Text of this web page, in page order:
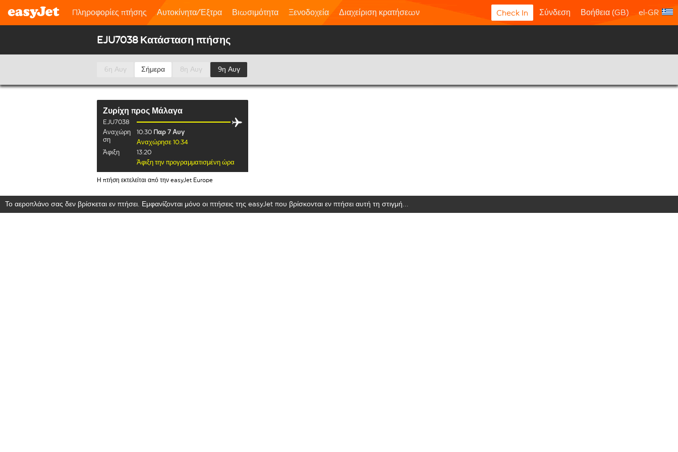
Πληροφορίες πτήσης Αυτοκίνητα/Έξτρα Βιωσιμότητα Ξενοδοχεία Διαχείριση κρατήσεων Check In Σύνδεση Βοήθεια (GB) el-GR
EJU7038 Κατάσταση πτήσης
6η Αυγ Σήμερα 8η Αυγ 9η Αυγ
Ζυρίχη προς Μάλαγα
EJU7038
Αναχώρη
ση
10:30 Παρ 7 Αυγ
Αναχώρησε 10:34
Άφιξη
13:20
Άφιξη την προγραμματισμένη ώρα
Η πτήση εκτελείται από την easyJet Europe
Το αεροπλάνο σας δεν βρίσκεται εν πτήσει. Εμφανίζονται μόνο οι πτήσεις της easyJet που βρίσκονται εν πτήσει αυτή τη στιγμή...